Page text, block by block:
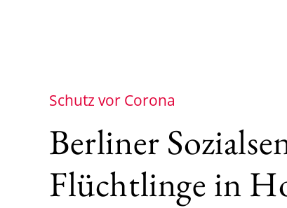
Schutz vor Corona
Berliner
Flüchtlinge in